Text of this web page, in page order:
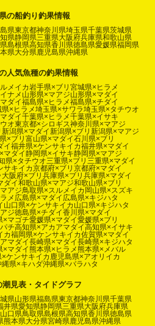
の船釣り釣果情報
県東京都神奈川県埼玉県千葉県茨城県
県静岡県三重県大阪府兵庫県和歌山県
島根県高知県香川県徳島県愛媛県福岡県
県大分県鹿児島県沖縄県
人気魚種の釣果情報
メイカ岩手県×ブリ 宮城県×ヒラメ
ナメ 山形県×マアジ山形県×マダイ
ダイ福島県×ヒラメ福島県×チダイ
県×ヒラメ埼玉県×サワラ埼玉県×タチウオ
ダイ千葉県×ヒラメ千葉県×イサキ
オ東京都×シロギス神奈川県×マアジ
新潟県×マダイ 新潟県×ブリ 新潟県×マアジ
×ブリ 富山県×マダイ石川県×ブリ
イ福井県×ケンサキイカ福井県×マダイ
マダイ静岡県×イサキ静岡県×マアジ
県×タチウオ三重県×ブリ 三重県×マダイ
サキイカ京都府×ブリ 京都府×マダイ
大阪府×ブリ 兵庫県×ブリ 兵庫県×マダイ
ダイ和歌山県×マアジ和歌山県×ブリ
アジ鳥取県×スルメイカ 岡山県×スズキ
メ 広島県×マダイ 広島県×キジハタ
山口県×ケンサキイカ 山口県×キジハタ
ジ徳島県×チダイ香川県×マダイ
×マゴチ愛媛県×マダイ愛媛県×ブリ
チ高知県×アカアマダイ高知県×イサキ
カ福岡県×ケンサキイカ佐賀県×マダイ
マダイ長崎県×マダイ長崎県×キジハタ
×マダイ熊本県×ヒラメ熊本県×メバル
×ケンサキイカ 鹿児島県×アオリイカ
縄県×キハダ沖縄県×バラハタ
見表・タイドグラフ
県山形県福島県東京都神奈川県千葉県
井県愛知県静岡県三重県大阪府兵庫県
山口県鳥取県島根県高知県香川県徳島県
熊本県大分県宮崎県鹿児島県沖縄県